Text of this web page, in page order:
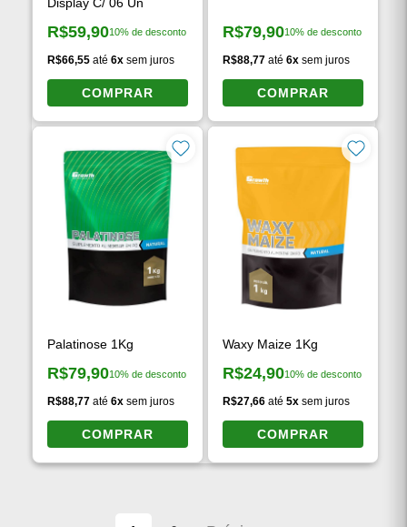
Barra Wafer Protein -
Display C/ 06 Un
Preço à vista:
R$59,90
R$66,55até6x sem juros
Arginina Powder 250g
Preço à vista:
R$79,90
R$88,77até6x sem juros
Palatinose 1Kg
Preço à vista:
R$88,77até6x sem juros
Waxy Maize 1Kg
Preço à vista:
R$27,66até5x sem juros